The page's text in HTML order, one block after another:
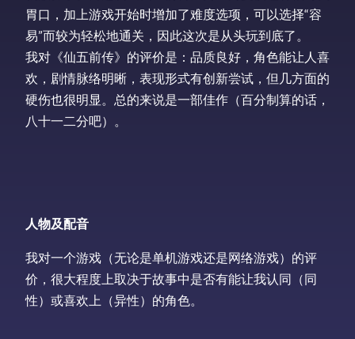
胃口，加上游戏开始时增加了难度选项，可以选择“容
易”而较为轻松地通关，因此这次是从头玩到底了。
我对《仙五前传》的评价是：品质良好，角色能让人喜
欢，剧情脉络明晰，表现形式有创新尝试，但几方面的
硬伤也很明显。总的来说是一部佳作（百分制算的话，
八十一二分吧）。
人物及配音
我对一个游戏（无论是单机游戏还是网络游戏）的评
价，很大程度上取决于故事中是否有能让我认同（同
性）或喜欢上（异性）的角色。